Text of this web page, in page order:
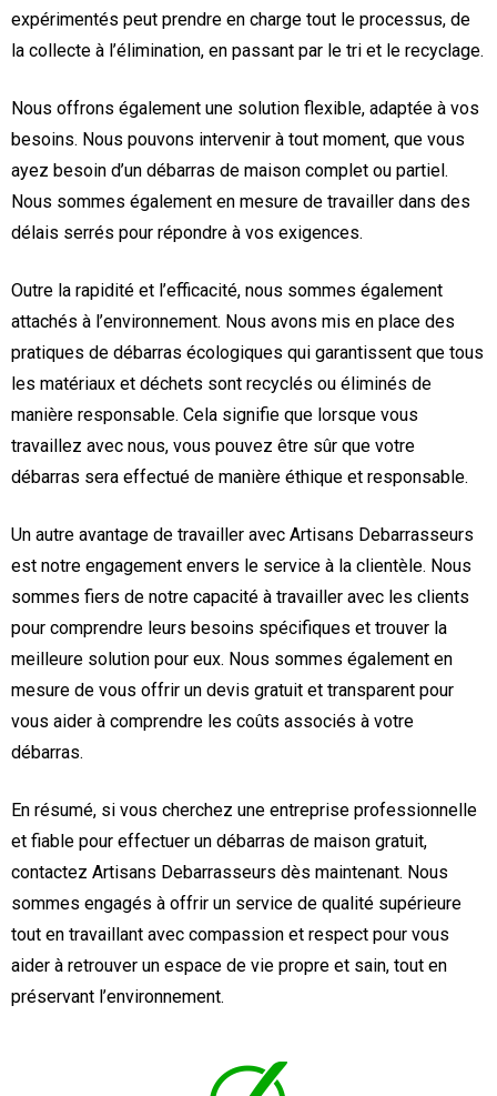
expérimentés peut prendre en charge tout le processus, de
la collecte à l’élimination, en passant par le tri et le recyclage.
Nous offrons également une solution flexible, adaptée à vos
besoins. Nous pouvons intervenir à tout moment, que vous
ayez besoin d’un débarras de maison complet ou partiel.
Nous sommes également en mesure de travailler dans des
délais serrés pour répondre à vos exigences.
Outre la rapidité et l’efficacité, nous sommes également
attachés à l’environnement. Nous avons mis en place des
pratiques de débarras écologiques qui garantissent que tous
les matériaux et déchets sont recyclés ou éliminés de
manière responsable. Cela signifie que lorsque vous
travaillez avec nous, vous pouvez être sûr que votre
débarras sera effectué de manière éthique et responsable.
Un autre avantage de travailler avec Artisans Debarrasseurs
est notre engagement envers le service à la clientèle. Nous
sommes fiers de notre capacité à travailler avec les clients
pour comprendre leurs besoins spécifiques et trouver la
meilleure solution pour eux. Nous sommes également en
mesure de vous offrir un devis gratuit et transparent pour
vous aider à comprendre les coûts associés à votre
débarras.
En résumé, si vous cherchez une entreprise professionnelle
et fiable pour effectuer un débarras de maison gratuit,
contactez Artisans Debarrasseurs dès maintenant. Nous
sommes engagés à offrir un service de qualité supérieure
tout en travaillant avec compassion et respect pour vous
aider à retrouver un espace de vie propre et sain, tout en
préservant l’environnement.